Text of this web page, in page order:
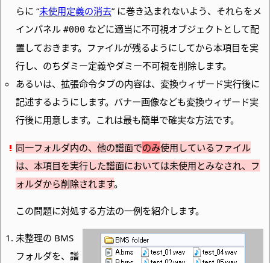
らに “未使用定義の消去” に巻き込まれないよう、それらをメ
インパネル#000 などに適当に不可視オブジェクトとして配
置しておきます。ファイルが残るようにしてから本項目を実
行し、のちダミー定義やダミー不可視を削除します。
あるいは、拡張命令タブの内容は、変換ウィザード実行後に
記述するようにします。バナー画像なども変換ウィザード実
行後に用意します。これは最も簡単で確実な方法です。
同一フォルダ内の、他の譜面でのみ使用しているファイル
は、本項目を実行した譜面においては未使用とみなされ、フ
ォルダから削除されます。
この問題に対処する方法の一例を紹介します。
未整理の BMS
フォルダを、譜